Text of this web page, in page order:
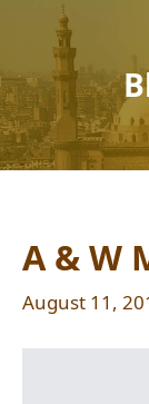
A & W
August 11,